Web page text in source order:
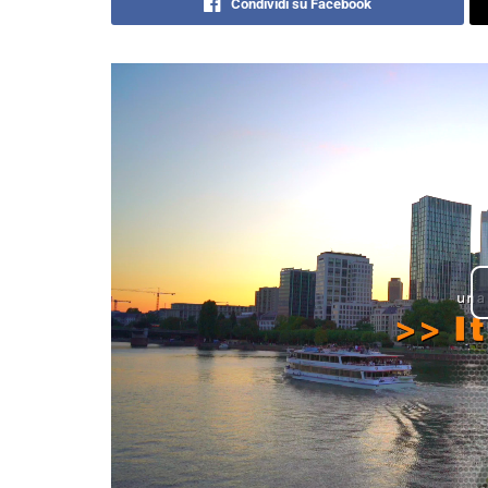
Condividi su Facebook